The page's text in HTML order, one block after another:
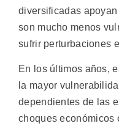
diversificadas
son mucho menos
sufrir perturbaciones
En los últimos años,
la mayor
dependientes de las
choques económicos